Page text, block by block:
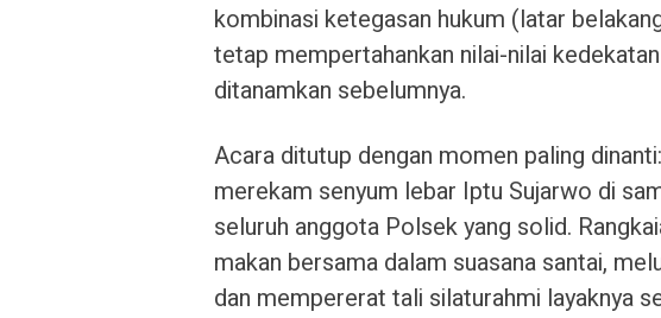
kombinasi ketegasan hukum (latar
tetap mempertahankan nilai-nilai
ditanamkan sebelumnya.
Acara ditutup dengan momen paling
merekam senyum lebar Iptu Sujarwo di
seluruh anggota Polsek yang solid.
makan bersama dalam suasana santai,
dan mempererat tali silaturahmi layaknya